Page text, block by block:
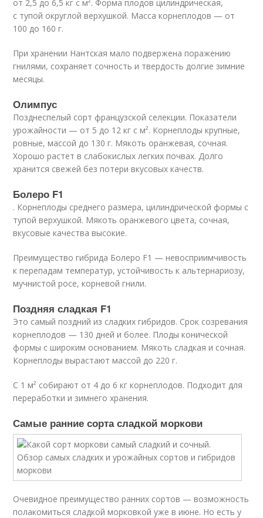
от 2,5 до 6,5 кг с м². Форма плодов цилиндрическая,
с тупой округлой верхушкой. Масса корнеплодов — от
100 до 160 г.
При хранении Нантская мало подвержена поражению
гнилями, сохраняет сочность и твердость долгие зимние
месяцы.
Олимпус
Позднеспелый сорт французской селекции. Показатели
урожайности — от 5 до 12 кг с м². Корнеплоды крупные,
ровные, массой до 130 г. Мякоть оранжевая, сочная.
Хорошо растет в слабокислых легких почвах. Долго
хранится свежей без потери вкусовых качеств.
Болеро F1
. Корнеплоды среднего размера, цилиндрической формы с
тупой верхушкой. Мякоть оранжевого цвета, сочная,
вкусовые качества высокие.
Преимущество гибрида Болеро F1 — невосприимчивость
к перепадам температур, устойчивость к альтернариозу,
мучнистой росе, корневой гнили.
Поздняя сладкая F1
Это самый поздний из сладких гибридов. Срок созревания
корнеплодов — 130 дней и более. Плоды конической
формы с широким основанием. Мякоть сладкая и сочная.
Корнеплоды вырастают массой до 220 г.
С 1 м² собирают от 4 до 6 кг корнеплодов. Подходит для
переработки и зимнего хранения.
Самые ранние сорта сладкой моркови
Очевидное преимущество ранних сортов — возможность
полакомиться сладкой морковкой уже в июне. Но есть у